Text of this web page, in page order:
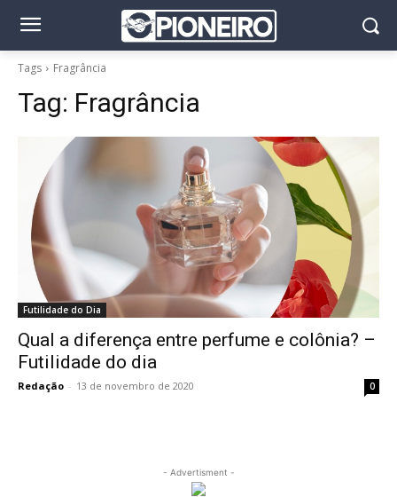
Tags Fragrância
Tag: Fragrância
Futilidade do Dia
Qual a diferença entre perfume e colônia? –
Futilidade do dia
Redação - 13 de novembro de 2020 0
- Advertisment -